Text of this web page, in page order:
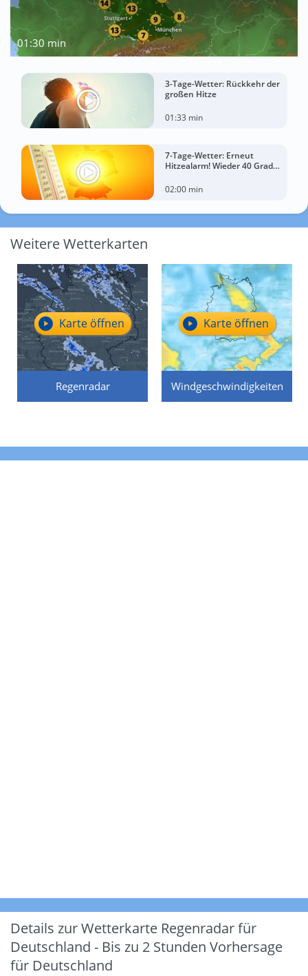
01:30 min
3-Tage-Wetter: Rückkehr der
großen Hitze
01:33 min
7-Tage-Wetter: Erneut
Hitzealarm! Wieder 40 Grad
02:00 min
Weitere Wetterkarten
Regenradar
Karte öffnen
Windgeschwindigkeiten
Karte öffnen
Details zur Wetterkarte Regenradar für
Deutschland - Bis zu 2 Stunden Vorhersage
für Deutschland